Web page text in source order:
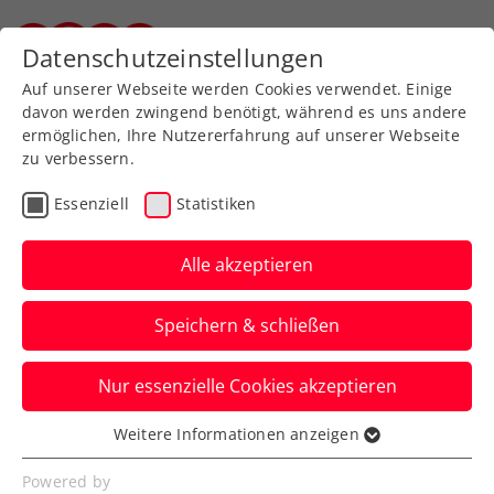
Zurück zur Newsübersicht
Bundesliga
IMMOunited Bundesliga:
Dramatische Endspiele
an die Titelverteidiger
Irdning und Linz
Für die Herren von Mauthausen und die
Damen von Gastgeber KLC bleibt am
Ende der zweite Platz.
Datenschutzeinstellungen
Auf unserer Webseite werden Cookies verwendet. Einige
davon werden zwingend benötigt, während es uns andere
ermöglichen, Ihre Nutzererfahrung auf unserer Webseite
zu verbessern.
Essenziell Statistiken
Alle akzeptieren
Speichern & schließen
Nur essenzielle Cookies akzeptieren
Essenziell
Essenzielle Cookies werden für grundlegende
Weitere Informationen anzeigen
Powered by